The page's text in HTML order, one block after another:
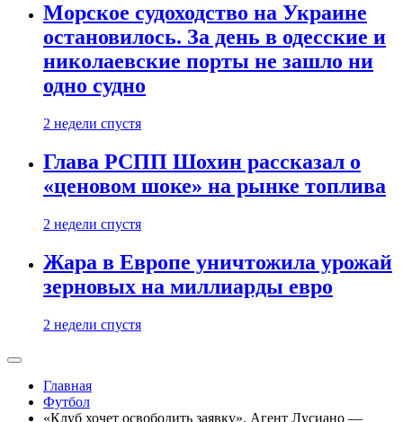
Морское судоходство на Украине
остановилось. За день в одесские и
николаевские порты не зашло ни
одно судно
2 недели спустя
Глава РСПП Шохин рассказал о
«ценовом шоке» на рынке топлива
2 недели спустя
Жара в Европе уничтожила урожай
зерновых на миллиарды евро
2 недели спустя
Главная
Футбол
«Клуб хочет освободить заявку». Агент Лусиано —